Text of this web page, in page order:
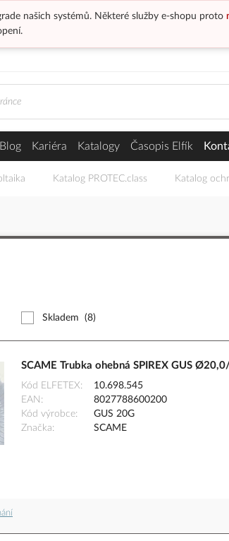
našich systémů. Některé služby e-shopu proto
Blog Kariéra Katalogy Časopis Elfík
Katalog PROTEC.class Katalog
Skladem (8)
SCAME Trubka ohebná SPIREX GUS
Kód ELFETEX
10.698.545
EAN
8027788600200
Kód výrobce
GUS 20G
Značka
SCAME